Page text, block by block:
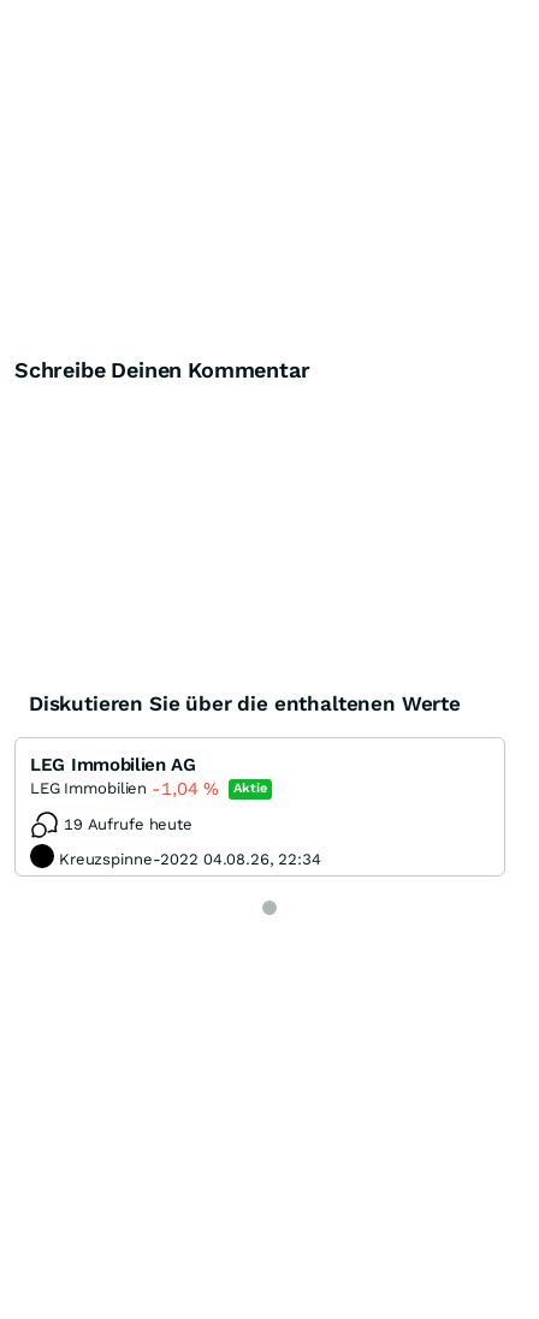
Schreibe Deinen Kommentar
Diskutieren Sie über die enthaltenen Werte
LEG Immobilien AG
LEG Immobilien -1,04% Aktie
19 Aufrufe heute
Kreuzspinne-2022 04.08.26, 22:34